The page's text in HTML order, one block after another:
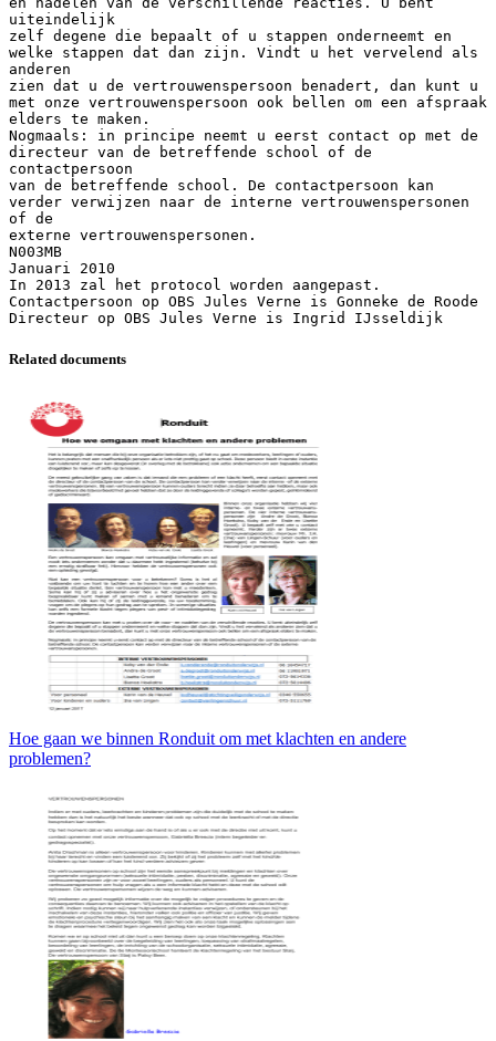
uiteindelijk
zelf degene die bepaalt of u stappen onderneemt en
welke stappen dat dan zijn. Vindt u het vervelend als
anderen
zien dat u de vertrouwenspersoon benadert, dan kunt u
met onze vertrouwenspersoon ook bellen om een afspraak
elders te maken.
Nogmaals: in principe neemt u eerst contact op met de
directeur van de betreffende school of de
contactpersoon
van de betreffende school. De contactpersoon kan
verder verwijzen naar de interne vertrouwenspersonen
of de
externe vertrouwenspersonen.
N003MB
Januari 2010
In 2013 zal het protocol worden aangepast.
Contactpersoon op OBS Jules Verne is Gonneke de Roode
Related documents
Hoe gaan we binnen Ronduit om met klachten en andere
problemen?